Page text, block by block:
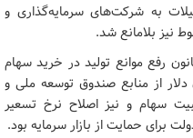
به شرکت‌های سرمایه‌گذاری و
نیز بلامانع شد.
رفع موانع تولید در خرید سهام
فروش ۲۰۰ میلیون دلار از منابع صندوق توسعه ملی و
سهام و نیز اصلاح نرخ تسعیر
برای حمایت از بازار سرمایه بود.